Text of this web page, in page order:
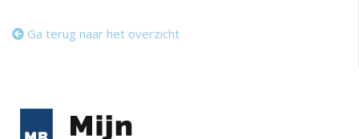
Ga terug naar het overzicht